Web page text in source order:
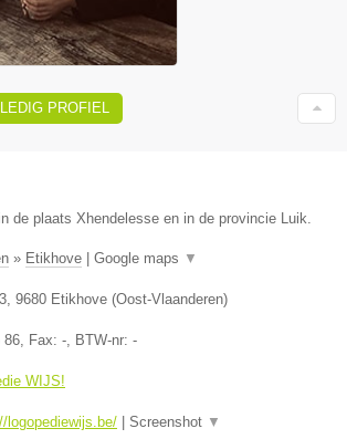
PROFIEL
de plaats Xhendelesse en in de provincie Luik.
» Etikhove Google maps ▼
, 9680 Etikhove (Oost-Vlaanderen)
86, Fax: -, BTW-nr: -
WIJS!
logopediewijs.be/ Screenshot ▼